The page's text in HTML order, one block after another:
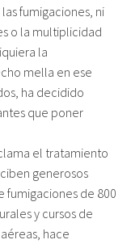
fumigaciones, ni
o la multiplicidad
la
mella en ese
ha decidido
que poner
el tratamiento
generosos
fumigaciones de 800
y cursos de
hace